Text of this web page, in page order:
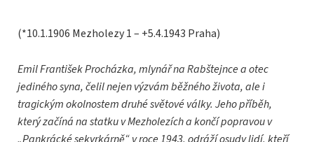
(*10.1.1906 Mezholezy 1 – +5.4.1943 Praha)
Emil František Procházka, mlynář na Rabštejnce a otec
jediného syna, čelil nejen výzvám běžného života, ale i
tragickým okolnostem druhé světové války. Jeho příběh,
který začíná na statku v Mezholezích a končí popravou v